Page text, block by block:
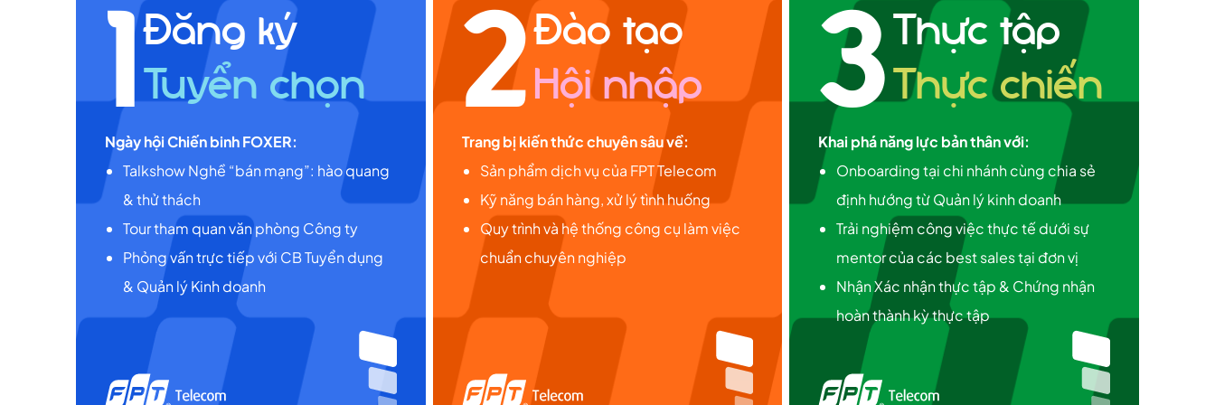
1Đăng ký
Tuyển chọn
Ngày hội Chiến binh FOXER:
Talkshow Nghề “bán mạng”: hào quang
& thử thách
Tour tham quan văn phòng Công ty
Phỏng vấn trực tiếp với CB Tuyển dụng
& Quản lý Kinh doanh
2Đào tạo
Hội nhập
Trang bị kiến thức chuyên sâu về:
Sản phẩm dịch vụ của FPT Telecom
Kỹ năng bán hàng, xử lý tình huống
Quy trình và hệ thống công cụ làm việc
chuẩn chuyên nghiệp
3Thực tập
Thực chiến
Khai phá năng lực bản thân với:
Onboarding tại chi nhánh cùng chia sẻ
định hướng từ Quản lý kinh doanh
Trải nghiệm công việc thực tế dưới sự
mentor của các best sales tại đơn vị
Nhận Xác nhận thực tập & Chứng nhận
hoàn thành kỳ thực tập